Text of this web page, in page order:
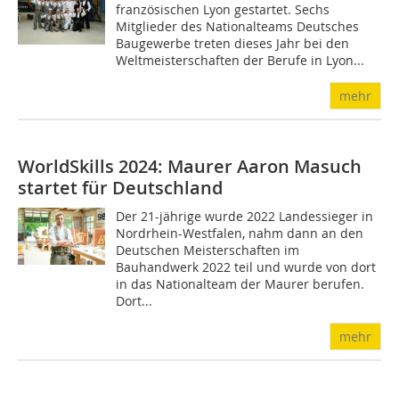
französischen Lyon gestartet. Sechs
Mitglieder des Nationalteams Deutsches
Baugewerbe treten dieses Jahr bei den
Weltmeisterschaften der Berufe in Lyon...
mehr
WorldSkills 2024: Maurer Aaron Masuch
startet für Deutschland
Der 21-jährige wurde 2022 Landessieger in
Nordrhein-Westfalen, nahm dann an den
Deutschen Meisterschaften im
Bauhandwerk 2022 teil und wurde von dort
in das Nationalteam der Maurer berufen.
Dort...
mehr